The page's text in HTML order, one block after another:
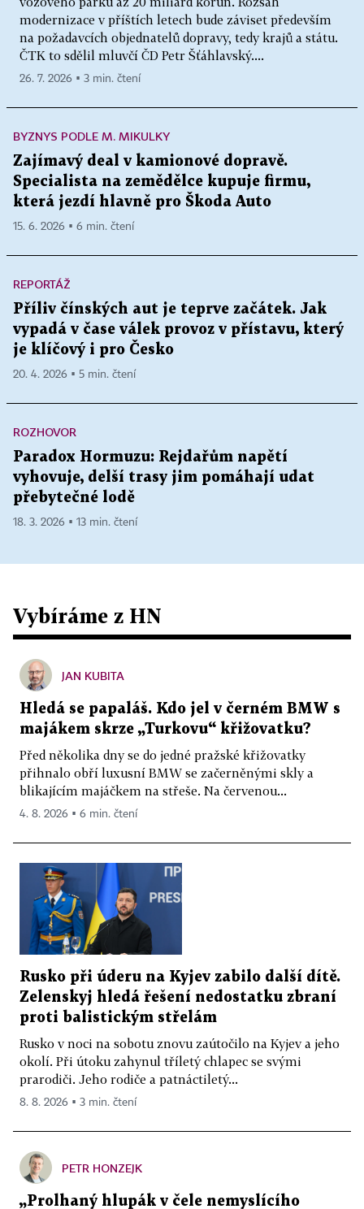
modernizace v příštích letech bude záviset především
na požadavcích objednatelů dopravy, tedy krajů a státu.
ČTK to sdělil mluvčí ČD Petr Šťáhlavský....
26. 7. 2026 ▪ 3 min. čtení
BYZNYS PODLE M. MIKULKY
Zajímavý deal v kamionové dopravě.
Specialista na zemědělce kupuje firmu,
která jezdí hlavně pro Škoda Auto
15. 6. 2026 ▪ 6 min. čtení
REPORTÁŽ
Příliv čínských aut je teprve začátek. Jak
vypadá v čase válek provoz v přístavu, který
je klíčový i pro Česko
20. 4. 2026 ▪ 5 min. čtení
ROZHOVOR
Paradox Hormuzu: Rejdařům napětí
vyhovuje, delší trasy jim pomáhají udat
přebytečné lodě
18. 3. 2026 ▪ 13 min. čtení
Vybíráme z HN
JAN KUBITA
Hledá se papaláš. Kdo jel v černém BMW s
majákem skrze „Turkovu“ křižovatku?
Před několika dny se do jedné pražské křižovatky
přihnalo obří luxusní BMW se začerněnými skly a
blikajícím majáčkem na střeše. Na červenou...
4. 8. 2026 ▪ 6 min. čtení
Rusko při úderu na Kyjev zabilo další dítě.
Zelenskyj hledá řešení nedostatku zbraní
proti balistickým střelám
Rusko v noci na sobotu znovu zaútočilo na Kyjev a jeho
okolí. Při útoku zahynul tříletý chlapec se svými
prarodiči. Jeho rodiče a patnáctiletý...
8. 8. 2026 ▪ 3 min. čtení
PETR HONZEJK
„Prolhaný hlupák v čele nemyslícího